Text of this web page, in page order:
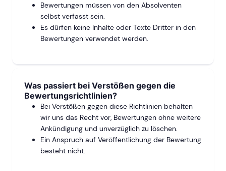
Bewertungen müssen von den Absolventen
selbst verfasst sein.
Es dürfen keine Inhalte oder Texte Dritter in den
Bewertungen verwendet werden.
Was passiert bei Verstößen gegen die
Bewertungsrichtlinien?
Bei Verstößen gegen diese Richtlinien behalten
wir uns das Recht vor, Bewertungen ohne weitere
Ankündigung und unverzüglich zu löschen.
Ein Anspruch auf Veröffentlichung der Bewertung
besteht nicht.